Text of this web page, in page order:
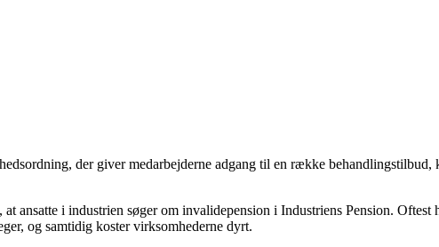
der giver medarbejderne adgang til en række
ansatte i industrien søger om invalidepension i Industriens Pension.
og samtidig koster virksomhederne dyrt.